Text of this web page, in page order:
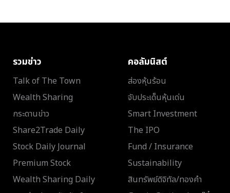
รวมข่าว
Talk of The Town
Wealth Sharing
กระดานข่าว
Share2Trade Daily
Stock Daily Journal
Premium Stock
Wealth Sharing Daily
คอลัมนิสต์
ส่องหุ้นร้อน
จับประเด็นหุ้นเด่น
Smart Investment
The IPO
Fund / Insurance
Sustainability
สินทรัพย์ดิจิทัล/ทองคำ